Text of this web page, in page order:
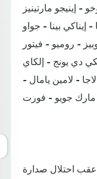
- إينيجو مارتينيز
إيناكي بينا - جواو
- روميو - فيتور
دي يونج - إلكاي
- لامين يامال -
عقب احتلال صدارة